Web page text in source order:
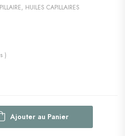
, HUILES CAPILLAIRES
)
Ajouter au Panier